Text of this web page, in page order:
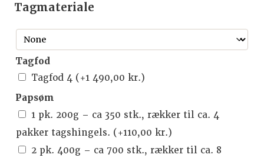
Tagmateriale
Tagfod
Tagfod 4 (+1 490,00 kr.)
Papsøm
1 pk. 200g – ca 350 stk., rækker til ca. 4
pakker tagshingels. (+110,00 kr.)
2 pk. 400g – ca 700 stk., rækker til ca. 8